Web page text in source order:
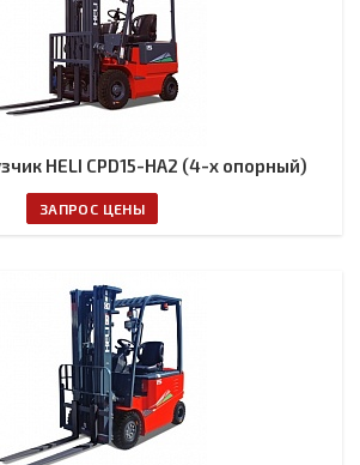
HELI CPD15-HA2 (4-х опорный)
ЗАПРОС ЦЕНЫ